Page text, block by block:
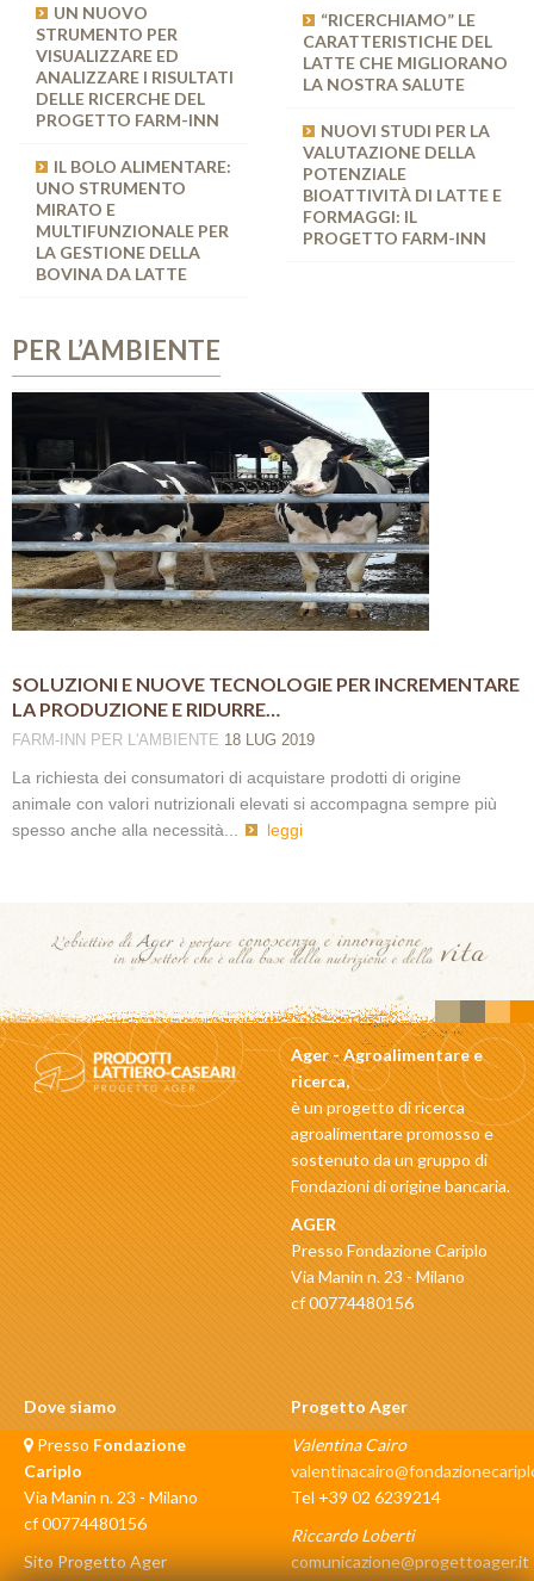
UN NUOVO
STRUMENTO PER
VISUALIZZARE ED
ANALIZZARE I RISULTATI
DELLE RICERCHE DEL
PROGETTO FARM-INN
IL BOLO ALIMENTARE:
UNO STRUMENTO
MIRATO E
MULTIFUNZIONALE PER
LA GESTIONE DELLA
BOVINA DA LATTE
IL “BENESSERE
ANIMALE”: DEFINIZIONE E
MODELLI DI
VALUTAZIONE NEL
APPLICAZIONE
DELL’APPROCCIO DI
VALUTAZIONE LCA AL
PROGETTO FARM-INN
“RICERCHIAMO” LE
CARATTERISTICHE DEL
LATTE CHE MIGLIORANO
LA NOSTRA SALUTE
NUOVI STUDI PER LA
VALUTAZIONE DELLA
POTENZIALE
BIOATTIVITÀ DI LATTE E
FORMAGGI: IL
PROGETTO FARM-INN
PER L’AMBIENTE
SOLUZIONI E NUOVE TECNOLOGIE PER INCREMENTARE
LA PRODUZIONE E RIDURRE…
FARM-INN PER L'AMBIENTE 18 LUG 2019
La richiesta dei consumatori di acquistare prodotti di origine
animale con valori nutrizionali elevati si accompagna sempre più
spesso anche alla necessità...
leggi
Ager - Agroalimentare e
ricerca,
è un progetto di ricerca
agroalimentare promosso e
sostenuto da un gruppo di
Fondazioni di origine bancaria.
AGER
Presso Fondazione Cariplo
Via Manin n. 23 - Milano
cf 00774480156
Dove siamo
Presso Fondazione
Cariplo
Via Manin n. 23 - Milano
cf 00774480156
Sito Progetto Ager
Progetto Ager
Valentina Cairo
Tel +39 02 6239214
Riccardo Loberti
comunicazione@progettoager.it